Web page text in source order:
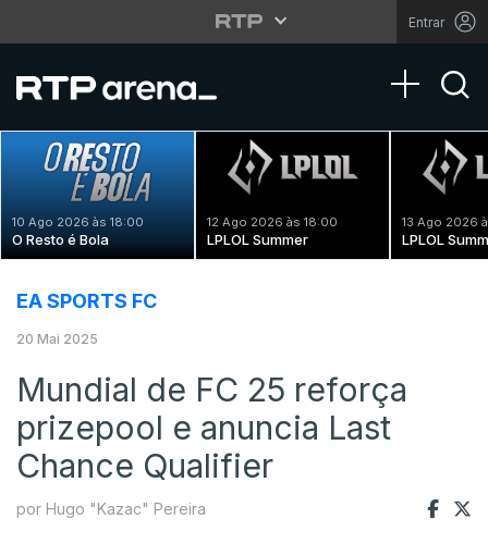
Entrar
Toggle
10 Ago 2026 às 18:00
O Resto é Bola
12 Ago 2026 às 18:00
LPLOL Summer
13 Ago 2026
LPLOL
EA SPORTS FC
20 Mai 2025
Mundial de FC 25 reforça
prizepool e anuncia Last
Chance Qualifier
por Hugo "Kazac" Pereira